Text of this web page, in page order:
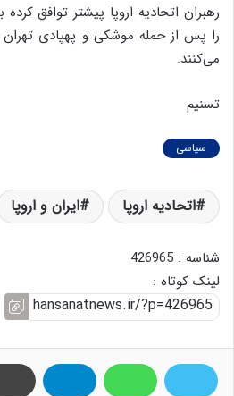
رهبران اتحادیه اروپا پیشتر توافق
را پس از حمله موشکی و پهپادی
می‌کنند.
تسنیم
سیاسی
اتحادیه اروپا ایران و اروپا
شناسه : 426965
لینک کوتاه :